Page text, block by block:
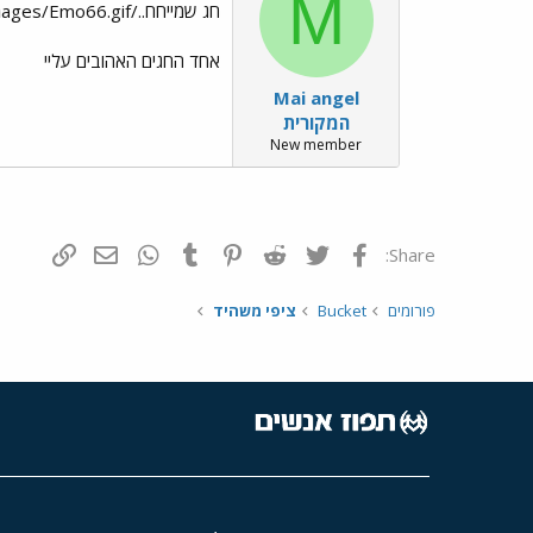
M
Mai angel
המקורית
New member
חג שמייחח../images/Emo13.gif../images/Emo24.gif../images/Emo66.gif
אחד החגים האהובים עליי
Share: פייסבוק Twitter
Reddit
Pinterest
Tumblr
WhatsAppדואר אלקטרוני
פורומים Bucket ציפי משהיד